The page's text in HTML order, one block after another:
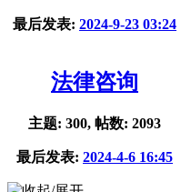
最后发表: 2024-9-23 03:24
法律咨询
主题: 300, 帖数: 2093
最后发表: 2024-4-6 16:45